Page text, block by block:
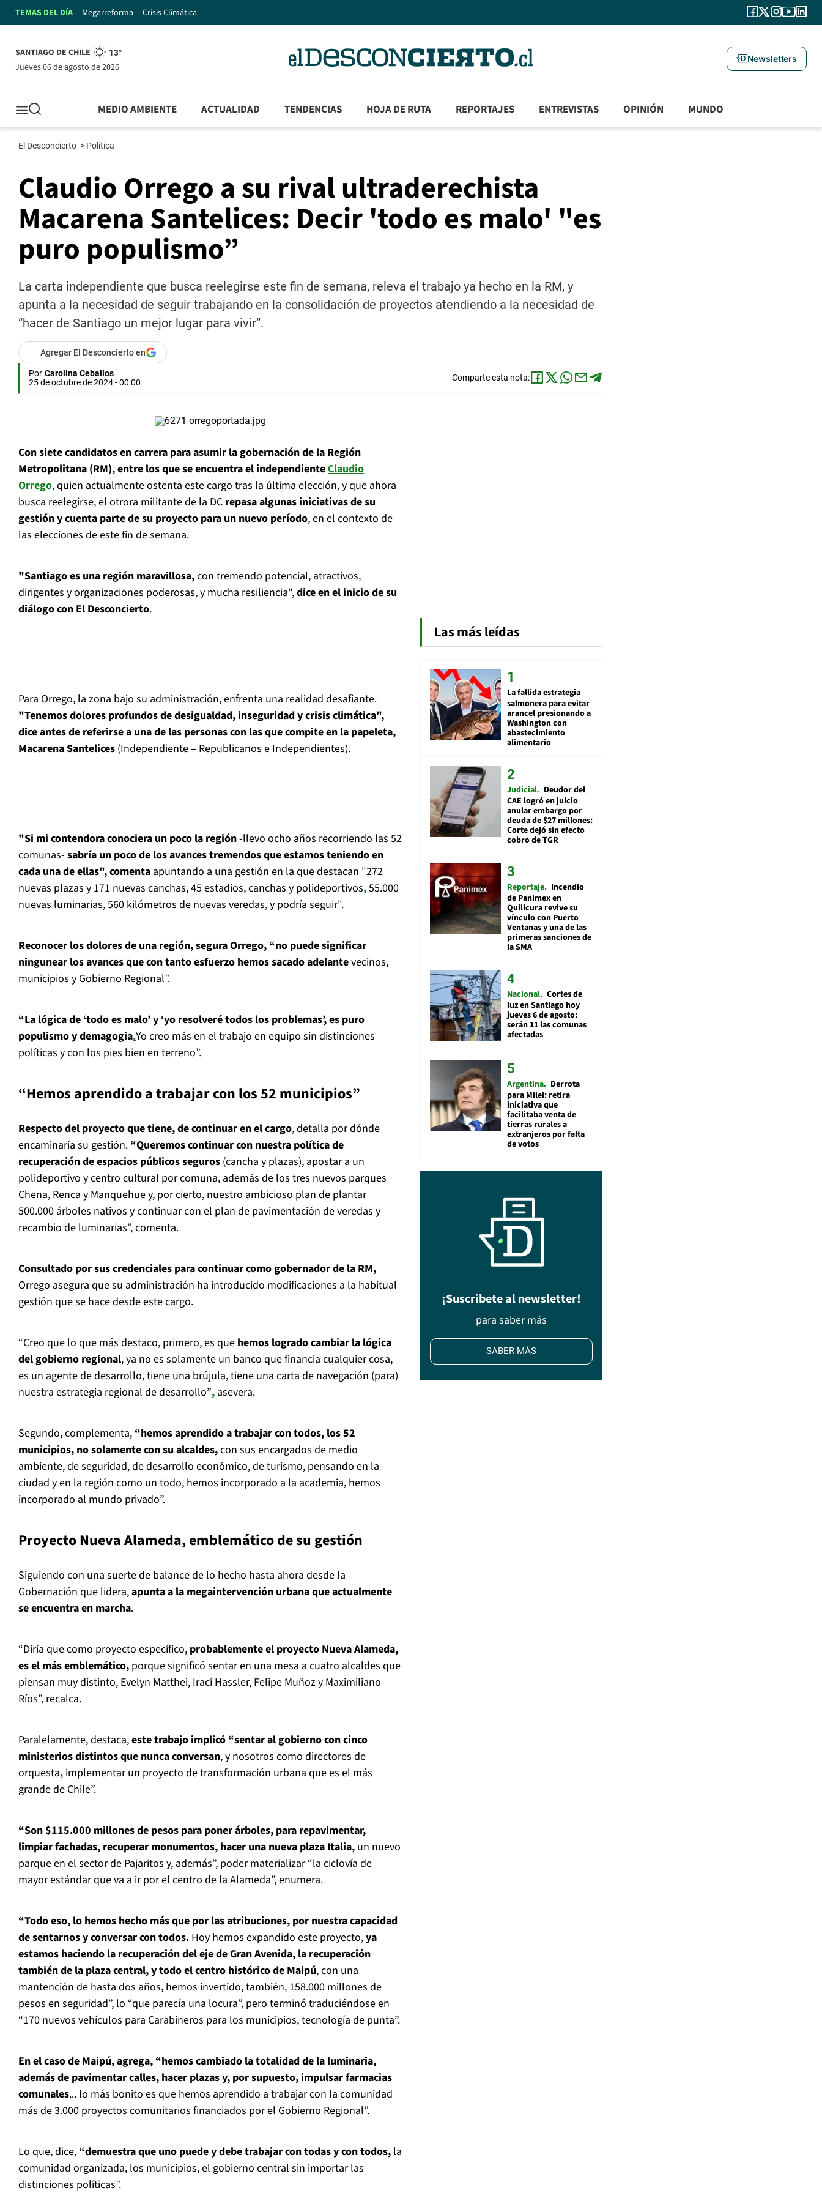
TEMAS DEL DÍA Megarreforma Crisis Climática
SANTIAGO DE CHILE 13°
jueves 06 de agosto de 2026
Newsletters
MEDIO AMBIENTE ACTUALIDAD TENDENCIAS HOJA DE RUTA REPORTAJES ENTREVISTAS OPINIÓN MUNDO
El Desconcierto > Política
Claudio Orrego a su rival ultraderechista
Macarena Santelices: Decir 'todo es malo' "es
puro populismo”
La carta independiente que busca reelegirse este fin de semana, releva el trabajo ya hecho en la RM, y
apunta a la necesidad de seguir trabajando en la consolidación de proyectos atendiendo a la necesidad de
“hacer de Santiago un mejor lugar para vivir”.
Agregar El Desconcierto en
Por Carolina Ceballos
25 de octubre de 2024 - 00:00
Comparte esta nota:
Con siete candidatos en carrera para asumir la gobernación de la Región
Metropolitana (RM), entre los que se encuentra el independienteClaudio
Orrego, quien actualmente ostenta este cargo tras la última elección, y que ahora
busca reelegirse, el otrora militante de la DC repasa algunas iniciativas de su
gestión y cuenta parte de su proyecto para un nuevo período, en el contexto de
las elecciones de este fin de semana.
"Santiago es una región maravillosa,con tremendo potencial, atractivos,
dirigentes y organizaciones poderosas, y mucha resiliencia",dice en el inicio de su
diálogo con El Desconcierto.
Para Orrego, la zona bajo su administración, enfrenta una realidad desafiante.
"Tenemos dolores profundos de desigualdad, inseguridad y crisis climática",
diceantes de referirse a una de las personas con las que compite en la papeleta,
Macarena Santelices (Independiente – Republicanos e Independientes).
"Si mi contendora conociera un poco la región-llevo ocho años recorriendo las 52
comunas- sabría un poco de los avances tremendos que estamos teniendo en
cada una de ellas", comenta apuntando a una gestión en la que destacan "272
nuevas plazas y 171 nuevas canchas, 45 estadios, canchas y polideportivos,55.000
nuevas luminarias, 560 kilómetros de nuevas veredas, y podría seguir".
Reconocer los dolores de una región, segura Orrego, “no puede significar
ningunear los avances que con tanto esfuerzo hemos sacado adelantevecinos,
municipios y Gobierno Regional”.
“La lógica de ‘todo es malo’ y ‘yo resolveré todos los problemas’, es puro
populismo y demagogia.Yo creo más en el trabajo en equipo sin distinciones
políticas y con los pies bien en terreno”.
“Hemos aprendido a trabajar con los 52 municipios”
Respecto del proyecto que tiene, de continuar en el cargo, detalla por dónde
encaminaría su gestión. “Queremos continuar con nuestra política de
recuperación de espacios públicos seguros (cancha y plazas), apostar a un
polideportivo y centro cultural por comuna, además de los tres nuevos parques
Chena, Renca y Manquehue y, por cierto, nuestro ambicioso plan de plantar
500.000 árboles nativos y continuar con el plan de pavimentación de veredas y
recambio de luminarias”, comenta.
Consultado por sus credenciales para continuar como gobernador de la RM,
Orrego asegura que su administración ha introducido modificaciones a la habitual
gestión que se hace desde este cargo.
“Creo que lo que más destaco, primero, es que hemos logrado cambiar la lógica
del gobierno regional, ya no es solamente un banco que financia cualquier cosa,
es un agente de desarrollo, tiene una brújula, tiene una carta de navegación (para)
nuestra estrategia regional de desarrollo”, asevera.
Segundo, complementa, “hemos aprendido a trabajar con todos, los 52
municipios, no solamente con su alcaldes,con sus encargados de medio
ambiente, de seguridad, de desarrollo económico, de turismo, pensando en la
ciudad y en la región como un todo, hemos incorporado a la academia, hemos
incorporado al mundo privado”.
Proyecto Nueva Alameda, emblemático de su gestión
Siguiendo con una suerte de balance de lo hecho hasta ahora desde la
Gobernación que lidera,apunta a la megaintervención urbana que actualmente
se encuentra en marcha.
“Diría que como proyecto específico, probablemente el proyecto Nueva Alameda,
es el más emblemático, porque significó sentar en una mesa a cuatro alcaldes que
piensan muy distinto, Evelyn Matthei, Irací Hassler, Felipe Muñoz y Maximiliano
Ríos”, recalca.
Paralelamente, destaca,este trabajo implicó “sentar al gobierno con cinco
ministerios distintos que nunca conversan, y nosotros como directores de
orquesta, implementar un proyecto de transformación urbana que es el más
grande de Chile”.
“Son $115.000 millones de pesos para poner árboles, para repavimentar,
limpiar fachadas, recuperar monumentos, hacer una nueva plaza Italia, un nuevo
parque en el sector de Pajaritos y, además”, poder materializar “la ciclovía de
mayor estándar que va a ir por el centro de la Alameda”, enumera.
“Todo eso, lo hemos hecho más que por las atribuciones, por nuestra capacidad
de sentarnos y conversar con todos. Hoy hemos expandido este proyecto,ya
estamos haciendo la recuperación del eje de Gran Avenida, la recuperación
también de la plaza central, y todo el centro histórico de Maipú, con una
mantención de hasta dos años, hemos invertido, también, 158.000 millones de
pesos en seguridad”, lo “que parecía una locura”, pero terminó traduciéndose en
“170 nuevos vehículos para Carabineros para los municipios, tecnología de punta”.
En el caso de Maipú, agrega, “hemos cambiado la totalidad de la luminaria,
además de pavimentar calles, hacer plazas y, por supuesto, impulsar farmacias
comunales... lo más bonito es que hemos aprendido a trabajar con la comunidad
más de 3.000 proyectos comunitarios financiados por el Gobierno Regional”.
Lo que, dice, “demuestra que uno puede y debe trabajar con todas y con todos, la
comunidad organizada, los municipios, el gobierno central sin importar las
distinciones políticas”.
Las más leídas
La fallida estrategia
salmonera para evitar
arancel presionando a
Washington con
abastecimiento
alimentario
Judicial Deudor del
CAE logró en juicio
anular embargo por
deuda de $27 millones:
Corte dejó sin efecto
cobro de TGR
Reportaje Incendio
de Panimex en
Quilicura revive su
vínculo con Puerto
Ventanas y una de las
primeras sanciones de
la SMA
Nacional Cortes de
luz en Santiago hoy
jueves 6 de agosto:
serán 11 las comunas
afectadas
Argentina Derrota
para Milei: retira
iniciativa que
facilitaba venta de
tierras rurales a
extranjeros por falta
de votos
¡Suscribete al newsletter!
para saber más
SABER MÁS